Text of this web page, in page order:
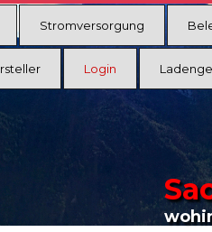
Stromversorgung
Login